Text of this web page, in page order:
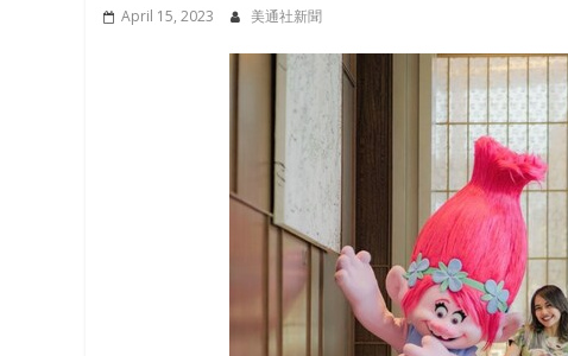
April 15, 2023 美通社新聞